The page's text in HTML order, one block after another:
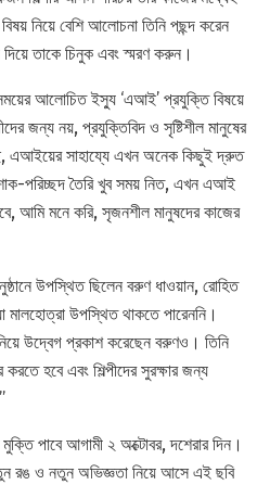
নিয়ে বেশি আলোচনা তিনি পছন্দ করেন
তাকে চিনুক এবং স্মরণ করুন।
আলোচিত ইস্যু ‘এআই’ প্রযুক্তি বিষয়ে
জন্য নয়, প্রযুক্তিবিদ ও সৃষ্টিশীল মানুষের
এআইয়ের সাহায্যে এখন অনেক কিছুই দ্রুত
পরিচ্ছদ তৈরি খুব সময় নিত, এখন এআই
আমি মনে করি, সৃজনশীল মানুষদের কাজের
উপস্থিত ছিলেন বরুণ ধাওয়ান, রোহিত
মালহোত্রা উপস্থিত থাকতে পারেননি।
উদ্বেগ প্রকাশ করেছেন বরুণও। তিনি
হবে এবং শিল্পীদের সুরক্ষার জন্য
মুক্তি পাবে আগামী ২ অক্টোবর, দশেরার দিন।
রঙ ও নতুন অভিজ্ঞতা নিয়ে আসে এই ছবি